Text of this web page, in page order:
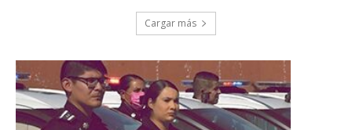
Cargar más